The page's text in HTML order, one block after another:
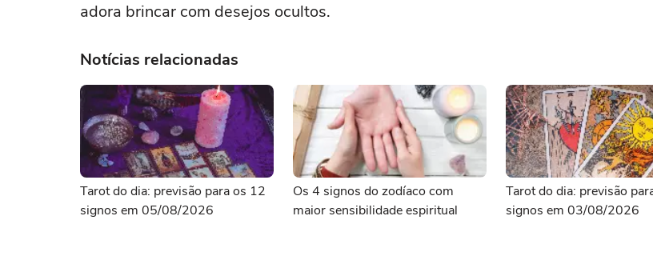
adora brincar com desejos ocultos.
Notícias relacionadas
Tarot do dia: previsão para os 12
signos em 05/08/2026
Os 4 signos do zodíaco com
maior sensibilidade espiritual
Tarot do dia: previsão
signos em 03/08/2026